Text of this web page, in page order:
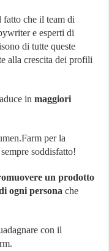
fatto che il team di
e esperti di
di tutte queste
alla crescita dei profili
inmaggiori
per la
soddisfatto!
un prodotto
ogni persona che
con il